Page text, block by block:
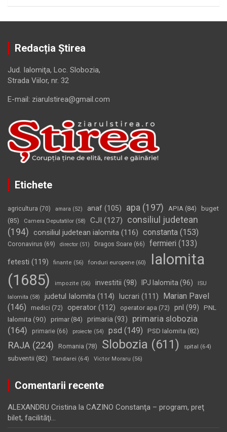
Redacția Știrea
Jud. Ialomiţa, Loc. Slobozia,
Strada Viilor, nr. 32
E-mail: ziarulstirea@gmail.com
Etichete
agricultura (70) amara (52) anaf (105) apa (197) APIA (84)
buget
(85)
Camera Deputatilor (58) CJI (127)
consiliul judetean
(194) consiliul judetean ialomita (116) constanta (153)
Coronavirus (69) director (51) Dragos Soare (66) fermieri (133)
fetesti (119) finante (56) fonduri europene (60)
Ialomita
(1685)
impozite (56) investitii (98) IPJ Ialomita (96) ISU
Ialomita (58) judetul Ialomita (114) lucrari (111)
Marian Pavel
(146)
medici (72) operator (112) operator apa (72) pnl (99)
PNL
Ialomita (90) primar(84) primaria (93)
primaria slobozia
(164)
primarie (66) proiecte (54) psd (149) PSD Ialomita (82)
RAJA (224) Romania (78) Slobozia (611) spital (64)
subventii (82) Tandarei (64) Victor Moraru (56)
Comentarii recente
ALEXANDRU Cristina la CAZINO Constanţa – program, preţ
bilet, facilităţi…